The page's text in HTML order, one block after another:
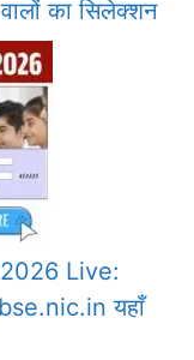
का सिलेक्शन
Live:
यहाँ